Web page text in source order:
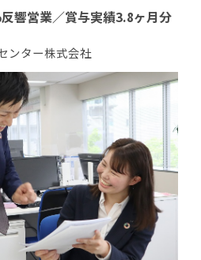
反響営業／賞与実績3.8ヶ月分
ンター株式会社